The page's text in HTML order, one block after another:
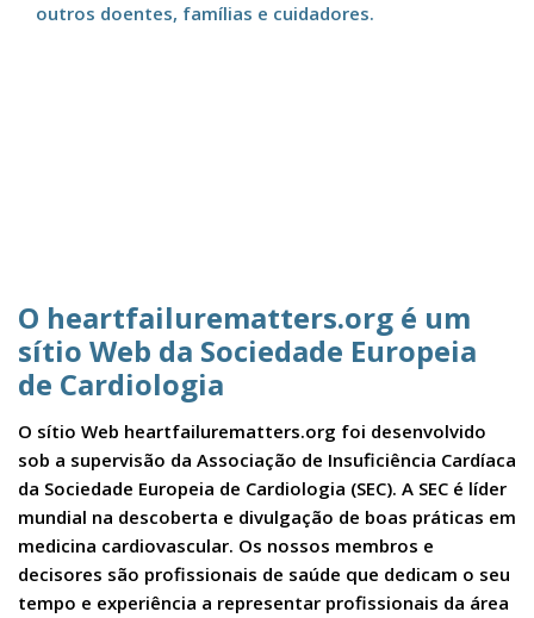
outros doentes, famílias e cuidadores.
O heartfailurematters.org é um
sítio Web da Sociedade Europeia
de Cardiologia
O sítio Web heartfailurematters.org foi desenvolvido
sob a supervisão da Associação de Insuficiência Cardíaca
da Sociedade Europeia de Cardiologia (SEC). A SEC é líder
mundial na descoberta e divulgação de boas práticas em
medicina cardiovascular. Os nossos membros e
decisores são profissionais de saúde que dedicam o seu
tempo e experiência a representar profissionais da área